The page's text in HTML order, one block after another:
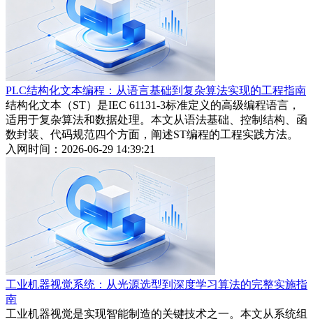
PLC结构化文本编程：从语言基础到复杂算法实现的工程指南
结构化文本（ST）是IEC 61131-3标准定义的高级编程语言，
适用于复杂算法和数据处理。本文从语法基础、控制结构、函
数封装、代码规范四个方面，阐述ST编程的工程实践方法。
入网时间：2026-06-29 14:39:21
工业机器视觉系统：从光源选型到深度学习算法的完整实施指
南
工业机器视觉是实现智能制造的关键技术之一。本文从系统组